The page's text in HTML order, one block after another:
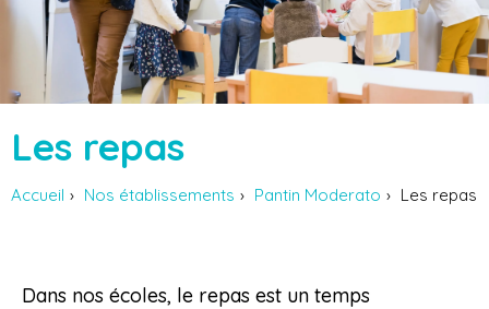
Les repas
Accueil Nos établissements Pantin Moderato Les repas
Dans nos écoles, le repas est un temps